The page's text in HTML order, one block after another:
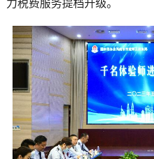
力税费服务提档升级。